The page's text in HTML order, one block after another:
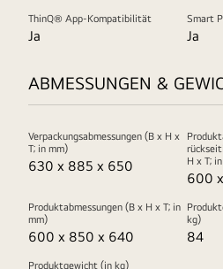
ThinQ® App-Kompatibilität
Ja
Smart
Ja
ABMESSUNGEN &
Verpackungsabmessungen (B x H x
T; in mm)
630 x 885 x 650
H x T;
600
Produktabmessungen (B x H x T; in
mm)
600 x 850 x 640
kg)
84
Produktgewicht (in kg)